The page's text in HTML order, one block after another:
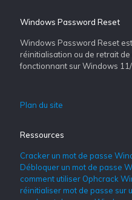
Windows Password Reset
Windows Password Reset
réinitialisation ou de retrait
fonctionnant sur Windows
Plan du site
Ressources
Cracker un mot de passe
Débloquer un mot de passe
comment utiliser Ophcrack
réinitialiser mot de passe sur